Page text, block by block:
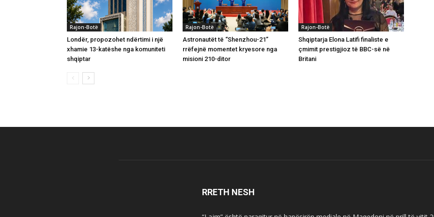
Rajon-Botë
Londër, propozohet ndërtimi i një
xhamie 13-katëshe nga komuniteti
shqiptar
Rajon-Botë
Astronautët të “Shenzhou-21”
rrëfejnë momentet kryesore nga
misioni 210-ditor
Rajon-Botë
Shqiptarja Elona Latifi finaliste e
çmimit prestigjioz të BBC-së në
Britani
RRETH NESH